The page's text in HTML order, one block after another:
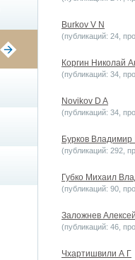
Burkov V N
(публикаций: 24,
Коргин Николай
(публикаций: 34,
Novikov D A
(публикаций: 34,
Бурков Владимир
(публикаций: 292,
Губко Михаил
(публикаций: 90,
Заложнев
(публикаций: 46,
Чхартишвили А Г